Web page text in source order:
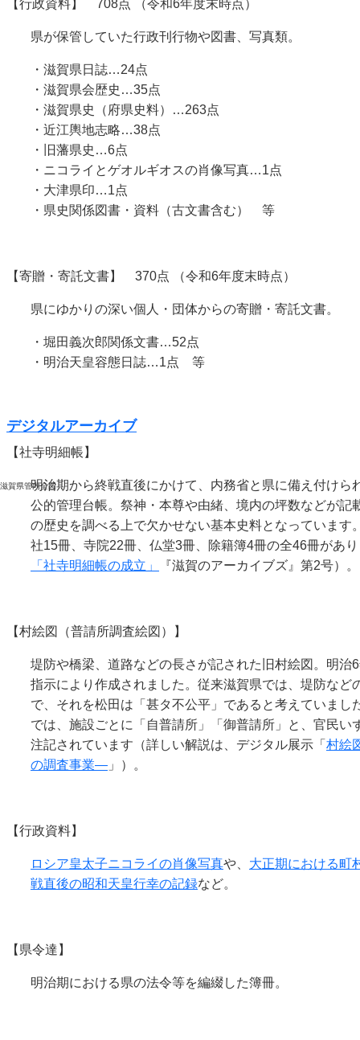
滋賀県管内全図
【行政資料】 708点 （令和6年度末時点）
県が保管していた行政刊行物や図書、写真類。
・滋賀県日誌…24点
・滋賀県会歴史…35点
・滋賀県史（府県史料）…263点
・近江輿地志略…38点
・旧藩県史…6点
・ニコライとゲオルギオスの肖像写真…1点
・大津県印…1点
・県史関係図書・資料（古文書含む） 等
【寄贈・寄託文書】 370点 （令和6年度末時点）
県にゆかりの深い個人・団体からの寄贈・寄託文書。
・堀田義次郎関係文書…52点
・明治天皇容態日誌…1点 等
デジタルアーカイブ
【社寺明細帳】
明治期から終戦直後にかけて、内務省と県に備え付けら
公的管理台帳。祭神・本尊や由緒、境内の坪数などが記
の歴史を調べる上で欠かせない基本史料となっています
社15冊、寺院22冊、仏堂3冊、除籍簿4冊の全46冊があ
「社寺明細帳の成立」
『滋賀のアーカイブズ』第2号）。
【村絵図（普請所調査絵図）】
堤防や橋梁、道路などの長さが記された旧村絵図。明治
指示により作成されました。従来滋賀県では、堤防など
で、それを松田は「甚タ不公平」であると考えていまし
では、施設ごとに「自普請所」「御普請所」と、官民い
注記されています（詳しい解説は、デジタル展示「 村絵
の調査事業― 」）。
【行政資料】
ロシア皇太子ニコライの肖像写真や、 大正期における町
戦直後の昭和天皇行幸の記録など。
【県令達】
明治期における県の法令等を編綴した簿冊。